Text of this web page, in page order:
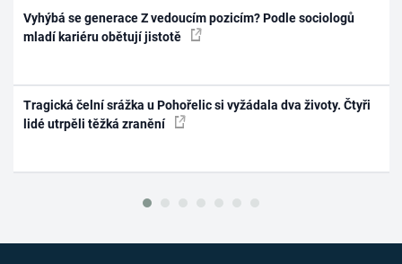
Vyhýbá se generace Z vedoucím pozicím? Podle sociologů
mladí kariéru obětují jistotě
Tragická čelní srážka u Pohořelic si vyžádala dva životy. Čtyři
lidé utrpěli těžká zranění